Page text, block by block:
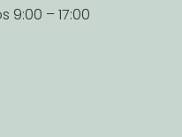
9:00 – 17:00